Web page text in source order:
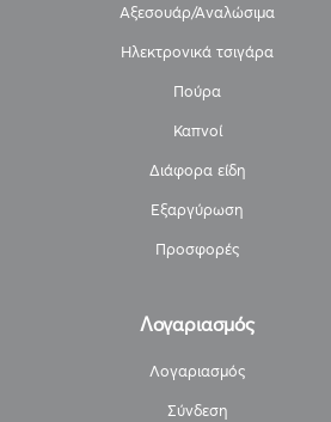
Αξεσουάρ/Αναλώσιμα
Ηλεκτρονικά τσιγάρα
Πούρα
Καπνοί
Διάφορα είδη
Εξαργύρωση
Προσφορές
Λογαριασμός
Λογαριασμός
Σύνδεση